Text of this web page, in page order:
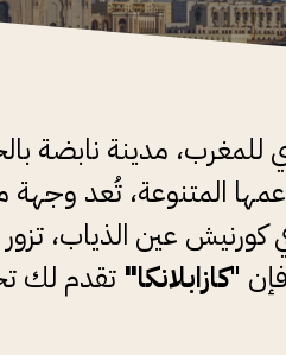
للمغرب، مدينة نابضة
المتنوعة، تُعد
عين الذياب،
فإن "كازابلانكا" تقدم لك